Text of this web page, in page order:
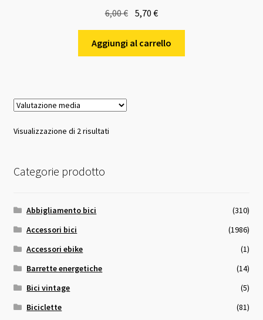
6,00€
prezzo
originale
era:
5,70€Il
prezzo
attuale
è:
Aggiungi al carrello
Visualizzazione di 2 risultatiValutazione
Categorie prodotto
Abbigliamento bici
(310)
Accessori bici
(1986)
Accessori ebike
(1)
Barrette energetiche
(14)
Bici vintage
(5)
Biciclette
(81)